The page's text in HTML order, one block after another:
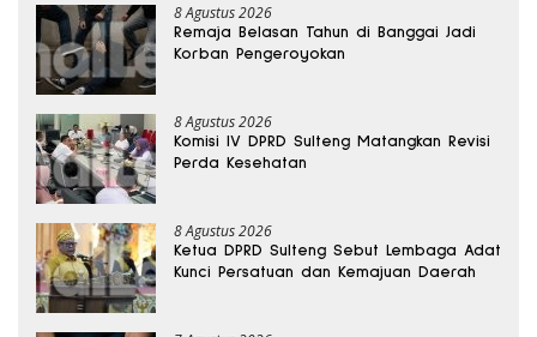
8 Agustus 2026
Remaja Belasan Tahun di Banggai Jadi
Korban Pengeroyokan
8 Agustus 2026
Komisi IV DPRD Sulteng Matangkan Revisi
Perda Kesehatan
8 Agustus 2026
Ketua DPRD Sulteng Sebut Lembaga Adat
Kunci Persatuan dan Kemajuan Daerah